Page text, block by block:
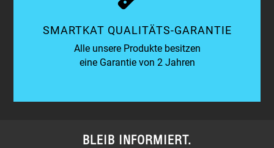
SMARTKAT QUALITÄTS-GARANTIE
Alle unsere Produkte besitzen
eine Garantie von 2 Jahren
BLEIB INFORMIERT.